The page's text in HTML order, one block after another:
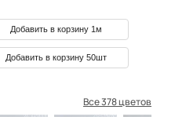
Добавить в корзину 1м
Добавить в корзину 50шт
Все 378 цветов